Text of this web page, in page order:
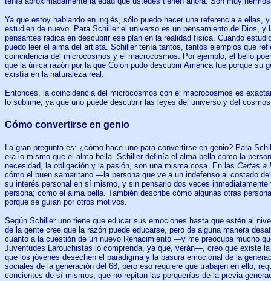
Ya que estoy hablando en inglés, sólo puedo hacer una referencia a ellas,
estudien de nuevo. Para Schiller el universo es un pensamiento de Dios, y
pensantes radica en descubrir ese plan en la realidad física. Cuando
puedo leer el alma del artista. Schiller tenía tantos, tantos ejemplos que
coincidencia del microcosmos y el macrocosmos. Por ejemplo, el bello
que la única razón por la que Colón pudo descubrir América fue porque su
existía en la naturaleza real.
Entonces, la coincidencia del microcosmos con el macrocosmos es
lo sublime, ya que uno puede descubrir las leyes del universo y del
Cómo convertirse en genio
La gran pregunta es: ¿cómo hace uno para convertirse en genio? Para
era lo mismo que el alma bella. Schiller definía el alma bella como la
necesidad, la obligación y la pasión, son una misma cosa. En las Cartas a
cómo el buen samaritano —la persona que ve a un indefenso al costado
su interés personal en sí mismo, y sin pensarlo dos veces inmediatamente
persona; como el alma bella. También describe cómo algunas otras
porque se guían por otros motivos.
Según Schiller uno tiene que educar sus emociones hasta que estén al
de la gente cree que la razón puede educarse, pero de alguna manera
cuanto a la cuestión de un nuevo Renacimiento —y me preocupa mucho
Juventudes Larouchistas lo comprenda, ya que, verán—, creo que existe
que los jóvenes desechen el paradigma y la basura emocional de la
sociales de la generación del 68, pero eso requiere que trabajen en ello;
concientes de sí mismos, que no repitan las porquerías de la previa